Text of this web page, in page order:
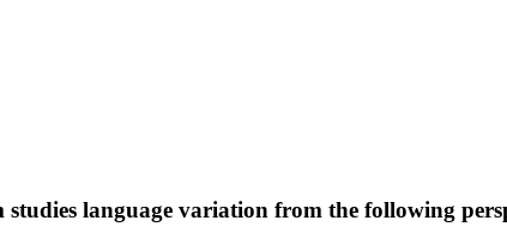
studies language variation from the following